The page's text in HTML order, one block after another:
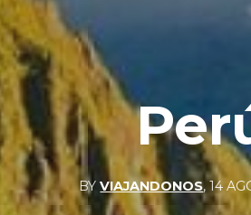
BYVIAJANDONOS,14